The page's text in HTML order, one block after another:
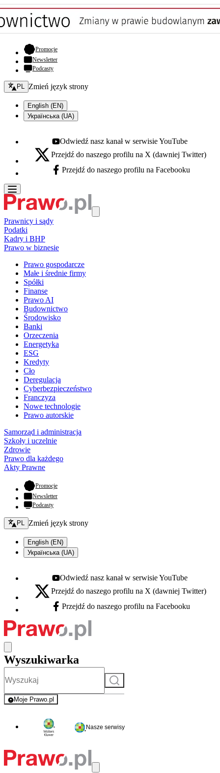
Promocje- otwiera się w nowej karcie
Newsletter
Podcasty
Zmień język - bieżący:
PL Zmień język strony
English (EN)
Українська (UA)
Youtube - otwiera się w nowej karcie
Odwiedź nasz kanał w serwisie YouTube
X - otwiera się w nowej karcie
Przejdź do naszego profilu na X (dawniej Twitter)
Facebook - otwiera się w nowej karcie
Przejdź do naszego profilu na Facebooku
Prawnicy i sądy
Podatki
Kadry i BHP
Prawo w biznesie
Prawo gospodarcze
Małe i średnie firmy
Spółki
Finanse
Prawo AI
Budownictwo
Środowisko
Banki
Orzeczenia
Energetyka
ESG
Kredyty
Cło
Deregulacja
Cyberbezpieczeństwo
Franczyza
Nowe technologie
Prawo autorskie
Samorząd i administracja
Szkoły i uczelnie
Zdrowie
Prawo dla każdego
Akty Prawne
Promocje- otwiera się w nowej karcie
Newsletter
Podcasty
Zmień język - bieżący:
PL Zmień język strony
English (EN)
Українська (UA)
Youtube - otwiera się w nowej karcie
Odwiedź nasz kanał w serwisie YouTube
X - otwiera się w nowej karcie
Przejdź do naszego profilu na X (dawniej Twitter)
Facebook - otwiera się w nowej karcie
Przejdź do naszego profilu na Facebooku
Wyszukiwarka
Szukaj
Moje Prawo.pl
- rejestracja i logowanie do serwisu
Nasze serwisy